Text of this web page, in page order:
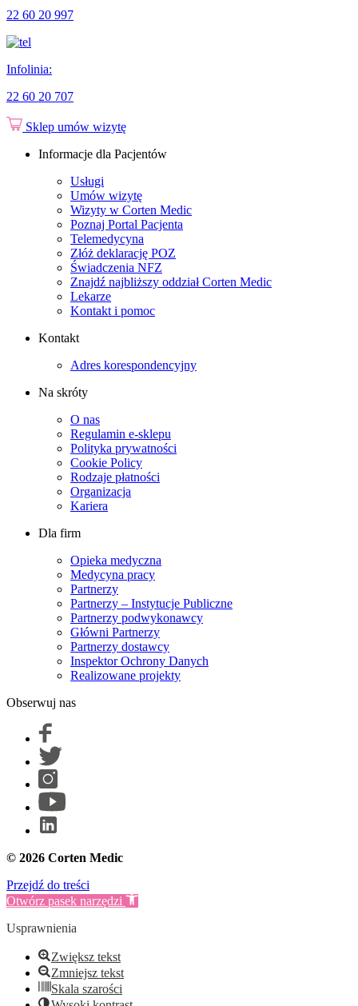
22 60 20 997
Infolinia:
22 60 20 707
Sklep umów wizytę
Informacje dla Pacjentów
Usługi
Umów wizytę
Wizyty w Corten Medic
Poznaj Portal Pacjenta
Telemedycyna
Złóż deklarację POZ
Świadczenia NFZ
Znajdź najbliższy oddział Corten Medic
Lekarze
Kontakt i pomoc
Kontakt
Adres korespondencyjny
Na skróty
O nas
Regulamin e-sklepu
Polityka prywatności
Cookie Policy
Rodzaje płatności
Organizacja
Kariera
Dla firm
Opieka medyczna
Medycyna pracy
Partnerzy
Partnerzy – Instytucje Publiczne
Partnerzy podwykonawcy
Główni Partnerzy
Partnerzy dostawcy
Inspektor Ochrony Danych
Realizowane projekty
Obserwuj nas
© 2026 Corten Medic
Przejdź do treści
Otwórz pasek narzędzi
Usprawnienia
Zwiększ tekst
Zmniejsz tekst
Skala szarości